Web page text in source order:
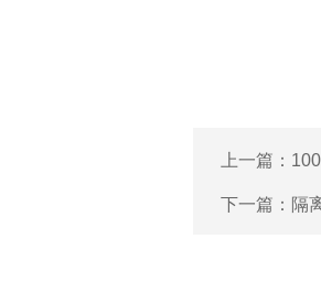
上一篇：
下一篇： 隔